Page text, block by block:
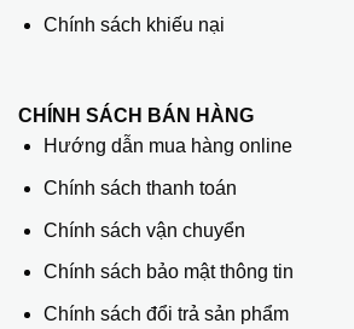
Chính sách khiếu nại
CHÍNH SÁCH BÁN HÀNG
Hướng dẫn mua hàng online
Chính sách thanh toán
Chính sách vận chuyển
Chính sách bảo mật thông tin
Chính sách đổi trả sản phẩm